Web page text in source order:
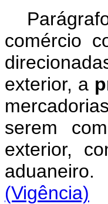
comércio
exterior, a
serem
exterior,
aduaneiro.
(Vigência)